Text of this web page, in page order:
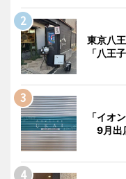
東京八
「八王
「イオ
9月出